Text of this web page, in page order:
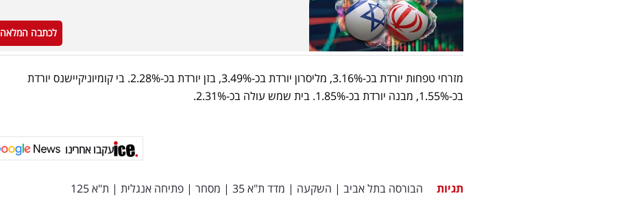
לכתבה המלאה
מזרחי טפחות יורדת בכ-3.16%, מליסרון יורדת בכ-3.49%, בזן יורדת בכ-2.28%. בי קומיוניקיישנס יורדת
בכ-1.55%, מבנה יורדת בכ-1.85%. בית שמש עולה בכ-2.31%.
עקבו אחרינו
תגיות הבורסה בתל אביב | השקעה | מדד ת"א 35 | מסחר | פתיחה אנגלית | ת"א 125